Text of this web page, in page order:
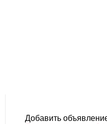
Добавить